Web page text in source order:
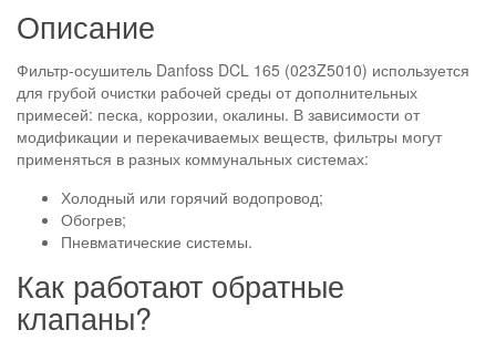
Описание
Фильтр-осушитель Danfoss DCL 165 (023Z5010) используется
для грубой очистки рабочей среды от дополнительных
примесей: песка, коррозии, окалины. В зависимости от
модификации и перекачиваемых веществ, фильтры могут
применяться в разных коммунальных системах:
Холодный или горячий водопровод;
Обогрев;
Пневматические системы.
Как работают обратные
клапаны?